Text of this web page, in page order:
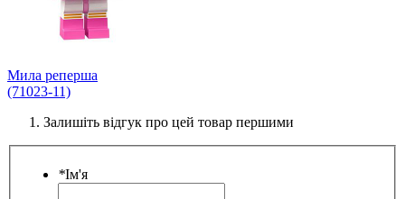
Мила реперша
(71023-11)
Залишіть відгук про цей товар першими
*Ім'я